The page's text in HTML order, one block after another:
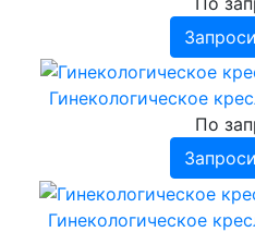
Гинекологическое
По
Гинекологическое